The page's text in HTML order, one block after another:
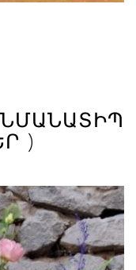
ՆՄԱՆԱՏԻՊ
)